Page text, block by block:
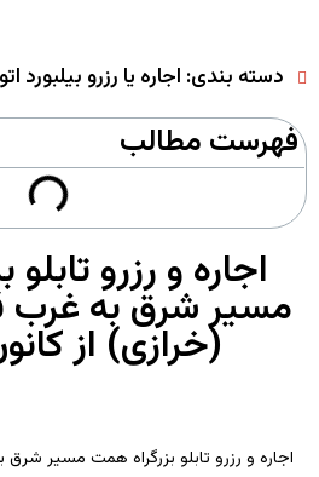
دسته بندی: اجاره یا رزرو بیلبورد
فهرست مطالب
اجاره و رزرو
مسیر شرق به غرب
(خرازی) از
اجاره و رزرو تابلو بزرگراه همت مسیر